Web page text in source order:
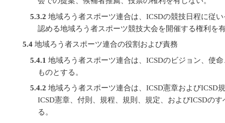
5.3.2 地域ろう者スポーツ連合は、ICSDの競技日程に従
認める地域ろう者スポーツ競技大会を開催する権利を
5.4 地域ろう者スポーツ連合の役割および責務
5.4.1 地域ろう者スポーツ連合は、ICSDのビジョン、使
ものとする。
5.4.2 地域ろう者スポーツ連合は、ICSD憲章およびICSD
ICSD憲章、付則、規程、規則、規定、およびICSDの
る。